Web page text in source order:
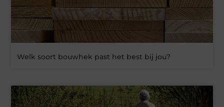
Welk soort bouwhek past het best bij jou?